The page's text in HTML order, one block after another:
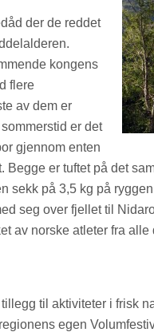
der de reddet
kongens
flere
av dem er
er det
gjennom enten
er tuftet på det
sekk på 3,5 kg på
seg over fjellet til
av norske atleter fra
til aktiviteter i frisk
egen